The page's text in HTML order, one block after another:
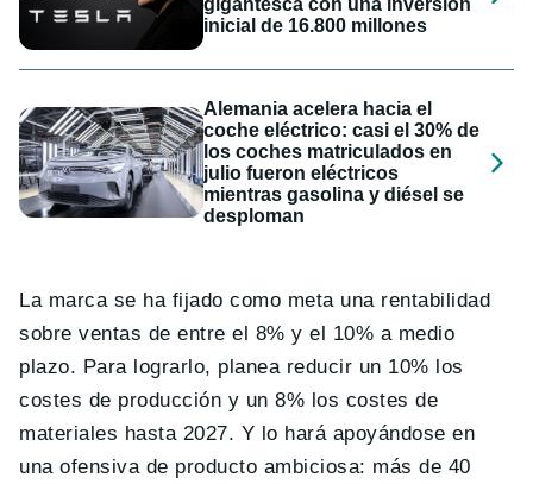
gigantesca con una inversión
inicial de 16.800 millones
Alemania acelera hacia el
coche eléctrico: casi el 30% de
los coches matriculados en
julio fueron eléctricos
mientras gasolina y diésel se
desploman
La marca se ha fijado como meta una rentabilidad
sobre ventas de entre el 8% y el 10% a medio
plazo. Para lograrlo, planea reducir un 10% los
costes de producción y un 8% los costes de
materiales hasta 2027. Y lo hará apoyándose en
una ofensiva de producto ambiciosa: más de 40